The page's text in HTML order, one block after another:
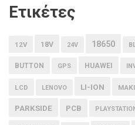
Ετικέτες
12V 18V 24V 18650
BUTTON GPS HUAWEI
LCD LENOVO LI-ION
PARKSIDE PCB